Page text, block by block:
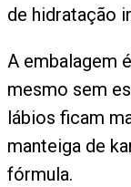
de hidratação
A embalagem
mesmo sem
lábios ficam
manteiga de
fórmula.